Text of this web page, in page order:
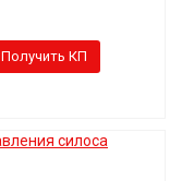
Получить КП